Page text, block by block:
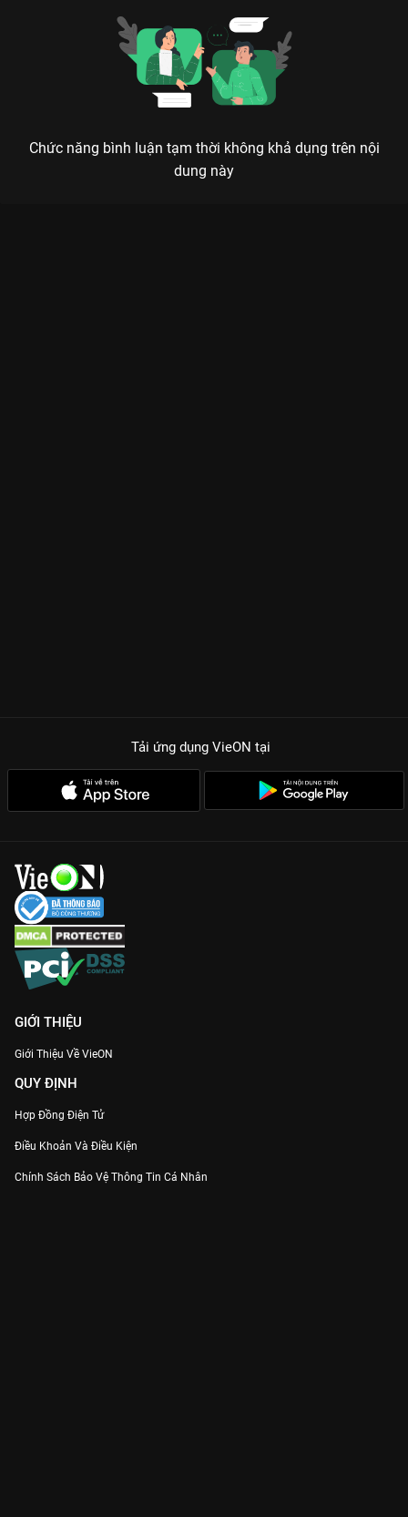
Chức năng bình luận tạm thời không khả dụng trên nội
dung này
Tải ứng dụng VieON tại
GIỚI THIỆU
Giới Thiệu Về VieON
QUY ĐỊNH
Hợp Đồng Điện Tử
Điều Khoản Và Điều Kiện
Chính Sách Bảo Vệ Thông Tin Cá Nhân